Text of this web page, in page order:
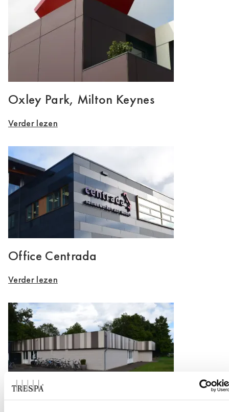
Oxley Park, Milton Keynes
Verder lezen
Office Centrada
Verder lezen